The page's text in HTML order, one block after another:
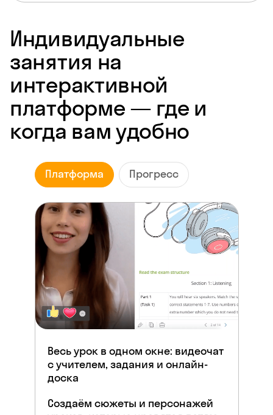
Индивидуальные
занятия на
интерактивной
платформе — где и
когда вам удобно
Платформа Прогресс
Весь урок в одном окне: видеочат
с учителем, задания и онлайн-
доска
Создаём сюжеты и персонажей